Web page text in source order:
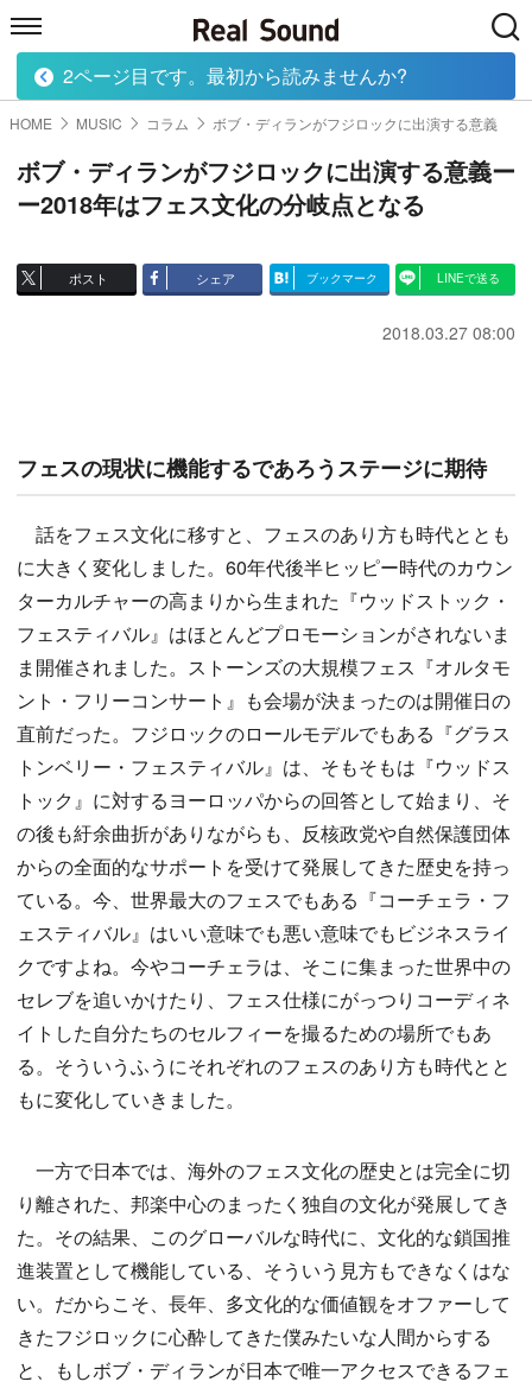
HOME MUSIC MOVIE TECH
HOME MUSIC コラム ボブ・ディランがフジロックに出演する意義
ボブ・ディランがフジロックに出演する意義ー
ー2018年はフェス文化の分岐点となる
ポスト シェア ブックマーク LINEで送る
2018.03.27 08:00
フェスの現状に機能するであろうステージに期待
話をフェス文化に移すと、フェスのあり方も時代ととも
に大きく変化しました。60年代後半ヒッピー時代のカウン
ターカルチャーの高まりから生まれた『ウッドストック・
フェスティバル』はほとんどプロモーションがされないま
ま開催されました。ストーンズの大規模フェス『オルタモ
ント・フリーコンサート』も会場が決まったのは開催日の
直前だった。フジロックのロールモデルでもある『グラス
トンベリー・フェスティバル』は、そもそもは『ウッドス
トック』に対するヨーロッパからの回答として始まり、そ
の後も紆余曲折がありながらも、反核政党や自然保護団体
からの全面的なサポートを受けて発展してきた歴史を持っ
ている。今、世界最大のフェスでもある『コーチェラ・フ
ェスティバル』はいい意味でも悪い意味でもビジネスライ
クですよね。今やコーチェラは、そこに集まった世界中の
セレブを追いかけたり、フェス仕様にがっつりコーディネ
イトした自分たちのセルフィーを撮るための場所でもあ
る。そういうふうにそれぞれのフェスのあり方も時代とと
もに変化していきました。
一方で日本では、海外のフェス文化の歴史とは完全に切
り離された、邦楽中心のまったく独自の文化が発展してき
た。その結果、このグローバルな時代に、文化的な鎖国推
進装置として機能している、そういう見方もできなくはな
い。だからこそ、長年、多文化的な価値観をオファーして
きたフジロックに心酔してきた僕みたいな人間からする
と、もしボブ・ディランが日本で唯一アクセスできるフェ
2ページ目です。最初から読みませんか?